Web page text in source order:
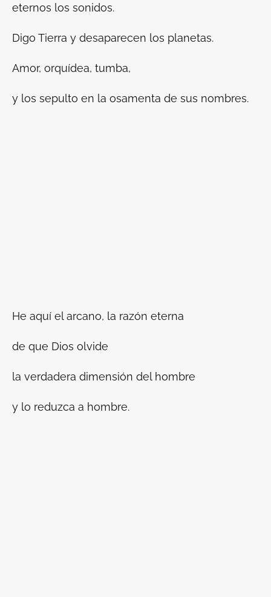
eternos los sonidos.
Digo Tierra y desaparecen los planetas.
Amor, orquídea, tumba,
y los sepulto en la osamenta de sus nombres.
He aquí el arcano, la razón eterna
de que Dios olvide
la verdadera dimensión del hombre
y lo reduzca a hombre.